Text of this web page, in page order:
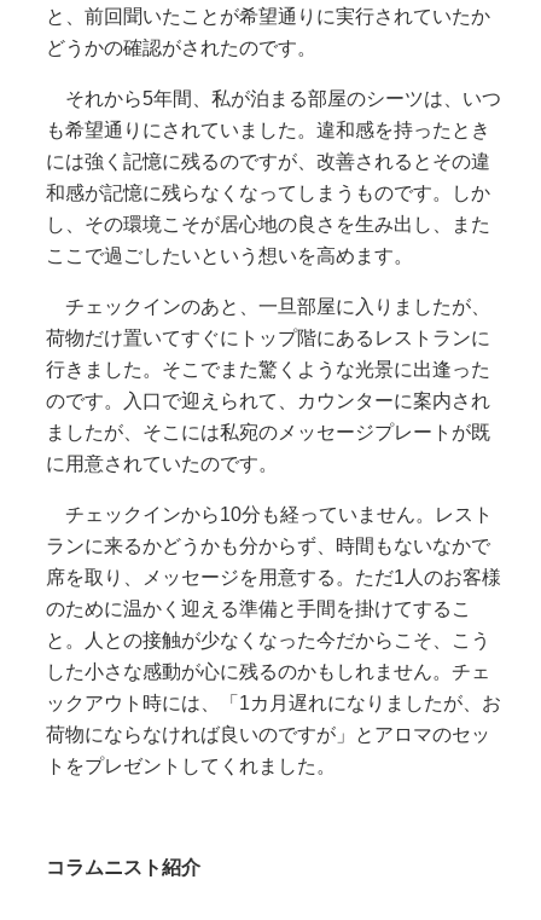
と、前回聞いたことが希望通りに実行されていたか
どうかの確認がされたのです。
それから5年間、私が泊まる部屋のシーツは、いつ
も希望通りにされていました。違和感を持ったとき
には強く記憶に残るのですが、改善されるとその違
和感が記憶に残らなくなってしまうものです。しか
し、その環境こそが居心地の良さを生み出し、また
ここで過ごしたいという想いを高めます。
チェックインのあと、一旦部屋に入りましたが、
荷物だけ置いてすぐにトップ階にあるレストランに
行きました。そこでまた驚くような光景に出逢った
のです。入口で迎えられて、カウンターに案内され
ましたが、そこには私宛のメッセージプレートが既
に用意されていたのです。
チェックインから10分も経っていません。レスト
ランに来るかどうかも分からず、時間もないなかで
席を取り、メッセージを用意する。ただ1人のお客様
のために温かく迎える準備と手間を掛けてするこ
と。人との接触が少なくなった今だからこそ、こう
した小さな感動が心に残るのかもしれません。チェ
ックアウト時には、「1カ月遅れになりましたが、お
荷物にならなければ良いのですが」とアロマのセッ
トをプレゼントしてくれました。
コラムニスト紹介